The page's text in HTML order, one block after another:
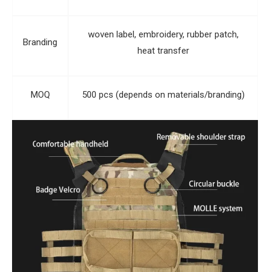
Branding
woven label, embroidery, rubber patch,
heat transfer
MOQ 500 pcs (depends on materials/branding)